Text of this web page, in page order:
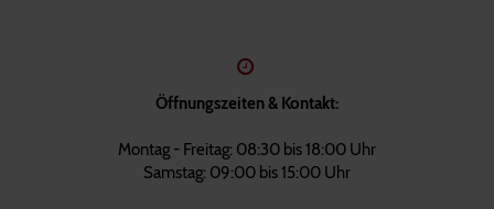
Öffnungszeiten & Kontakt:
Montag - Freitag: 08:30 bis 18:00 Uhr
Samstag: 09:00 bis 15:00 Uhr